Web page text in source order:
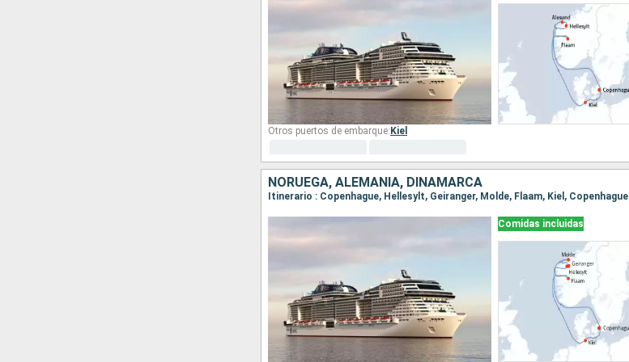
Otros puertos de embarque: Kiel
NORUEGA, ALEMANIA, DINAMARCA
Itinerario : Copenhague, Hellesylt, Geiranger, Molde, Flaam, Kiel, Copenhague
Comidas incluidas